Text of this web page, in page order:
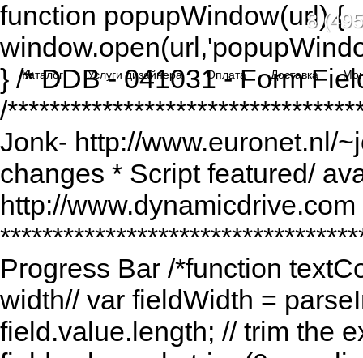
function popupWindow(url) {
} /* DDB - 041031 - Form
/
Jonk- http://www.euronet.nl/
changes * Script featured/
http://
Progress Bar /*function
width// var fieldWidth =
field.value.length; // trim the
8
Каталог Услуги дизайнера Оплата Доставка